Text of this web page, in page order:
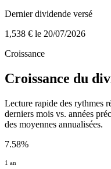
Dernier dividende versé
1,538 € le 20/07/2026
Croissance
Croissance du
Lecture rapide des rythmes
derniers mois vs. années
des moyennes annualisées.
7.58%
1 an